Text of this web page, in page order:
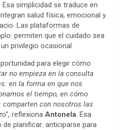
Esa simplicidad se traduce en
salud física, emocional y
Las plataformas de
permiten que el cuidado sea
privilegio ocasional.
para elegir cómo
no empieza en la consulta
en la forma en que nos
el tiempo, en cómo
con nosotros las
”, reflexiona Antonela. Esa
planificar: anticiparse para